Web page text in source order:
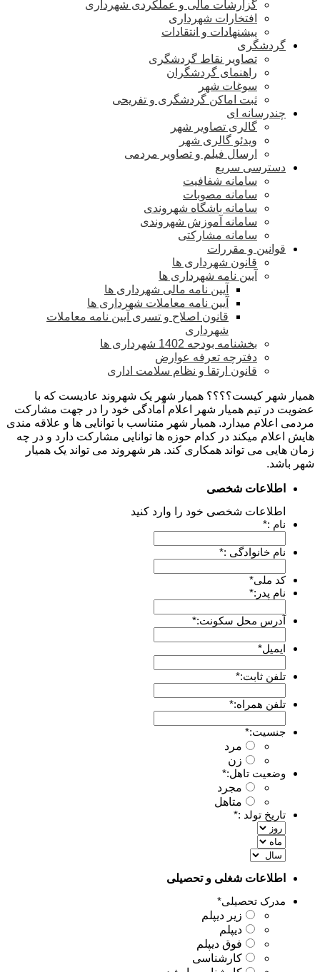
گزارشات مالی و عملکردی شهرداری
افتخارات شهرداری
پیشنهادات و انتقادات
گردشگری
تصاویر نقاط گردشگری
راهنمای گردشگران
سوغات شهر
ثبت اماکن گردشگری و تفریحی
چندرسانه ای
گالری تصاویر شهر
ویدئو گالری شهر
ارسال فیلم و تصاویر مردمی
دسترسی سریع
سامانه شفافیت
سامانه مصوبات
سامانه باشگاه شهروندی
سامانه آموزش شهروندی
سامانه مشارکتی
قوانین و مقررات
قانون شهرداری ها
آیین نامه شهرداری ها
آیین نامه مالی شهرداری ها
آیین نامه معاملات شهرداری ها
قانون اصلاح و تسری آیین نامه معاملات
شهرداری
بخشنامه بودجه 1402 شهرداری ها
دفترچه تعرفه عوارض
قانون ارتقا و نظام سلامت اداری
همیار شهر کیست؟؟؟؟ همیار شهر یک شهروند عادیست که با
عضویت در تیم همیار شهر اعلام آمادگی خود را در جهت مشارکت
مردمی اعلام میدارد. همیار شهر متناسب با توانایی ها و علاقه مندی
هایش اعلام میکند در کدام حوزه ها توانایی مشارکت دارد و در چه
زمان هایی می تواند همکاری کند. هر شهروند می تواند یک همیار
شهر باشد.
اطلاعات شخصی
اطلاعات شخصی خود را وارد کنید
نام :*
نام خانوادگی :*
کد ملی*
نام پدر:*
آدرس محل سکونت:*
ایمیل*
تلفن ثابت:*
تلفن همراه:*
جنسیت:*
مرد
زن
وضعیت تاهل:*
مجرد
متاهل
تاریخ تولد :*
اطلاعات شغلی و تحصیلی
مدرک تحصیلی*
زیر دیپلم
دیپلم
فوق دیپلم
کارشناسی